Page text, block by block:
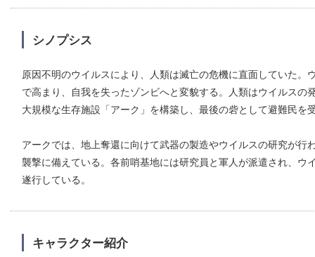
シノプシス
原因不明のウイルスにより、人類は滅亡の危機に直面していた
で高まり、自我を失ったゾンビへと変貌する。人類はウイルス
大規模な生存施設「アーク」を構築し、最後の砦として避難民を
アークでは、地上奪還に向けて武器の製造やウイルスの研究が
襲撃に備えている。各前哨基地には研究員と軍人が派遣され、ウ
遂行している。
キャラクター紹介